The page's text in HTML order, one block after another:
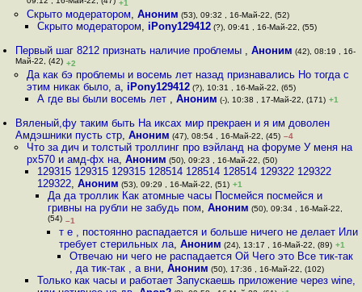
+1
Скрыто модератором, Аноним (53), 09:32 , 16-Май-22, (52)
Скрыто модератором, iPony129412(?), 09:41 , 16-Май-22, (55)
Первый шаг 8212 признать наличие проблемы ,Аноним (42), 08:19 , 16-
Май-22, (42) +2
Да как бэ проблемы и восемь лет назад признавались Но тогда с
этим никак было, а, iPony129412(?), 10:31 , 16-Май-22, (65)
А где вы были восемь лет , Аноним (-), 10:38 , 17-Май-22, (171) +1
Вяленый,фу таким быть На иксах мир прекраен и я им доволен
Амдэшники пусть стр,Аноним (47), 08:54 , 16-Май-22, (45) –4
Что за дич и толстый троллинг про вэйланд на форуме У меня на
рх570 и амд-фх на, Аноним (50), 09:23 , 16-Май-22, (50)
129315 129315 129315 128514 128514 128514 129322 129322
129322, Аноним (53), 09:29 , 16-Май-22, (51) +1
Да да троллик Как атомные часы Посмейся посмейся и
гривны на рубли не забудь пом,Аноним (50), 09:34 , 16-Май-22,
(54) –1
т е , постоянно распадается и больше ничего не делает Или
требует стерильных ла, Аноним (24), 13:17 , 16-Май-22, (89) +1
Отвечаю ни чего не распадается Ой Чего это Все тик-так
, да тик-так , а вни, Аноним (50), 17:36 , 16-Май-22, (102)
Только как часы и работает Запускаешь приложение через wine,